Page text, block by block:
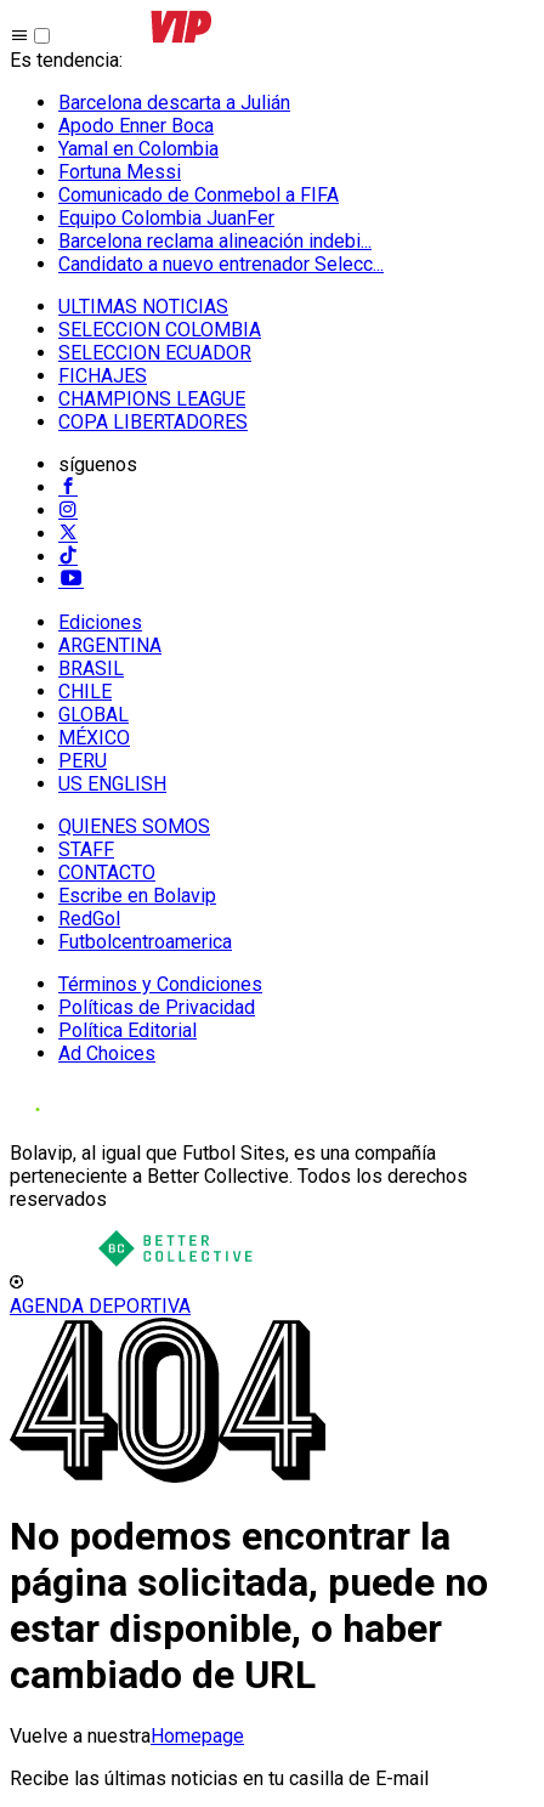
Es tendencia:
Barcelona descarta a Julián
Apodo Enner Boca
Yamal en Colombia
Fortuna Messi
Comunicado de Conmebol a FIFA
Equipo Colombia JuanFer
Barcelona reclama alineación indebi...
Candidato a nuevo entrenador Selecc...
ULTIMAS NOTICIAS
SELECCION COLOMBIA
SELECCION ECUADOR
FICHAJES
CHAMPIONS LEAGUE
COPA LIBERTADORES
síguenos
Ediciones
ARGENTINA
BRASIL
CHILE
GLOBAL
MÉXICO
PERU
US ENGLISH
QUIENES SOMOS
STAFF
CONTACTO
Escribe en Bolavip
RedGol
Futbolcentroamerica
Términos y Condiciones
Políticas de Privacidad
Política Editorial
Ad Choices
Bolavip, al igual que Futbol Sites, es una compañía
perteneciente a Better Collective. Todos los derechos
reservados
AGENDA DEPORTIVA
No podemos encontrar la
página solicitada, puede no
estar disponible, o haber
cambiado de URL
Vuelve a nuestraHomepage
Recibe las últimas noticias en tu casilla de E-mail